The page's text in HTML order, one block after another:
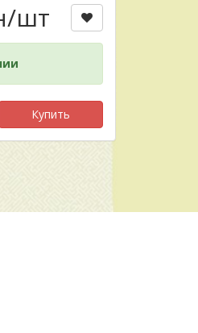
/шт
Купить